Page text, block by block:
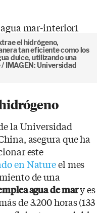
el hidrógeno,
tan eficiente como los
dulce, utilizando una
IMAGEN: Universidad
la Universidad
asegura que ha
este
en Natureel mes
de una
aguade mary es
de 3.200 horas (133